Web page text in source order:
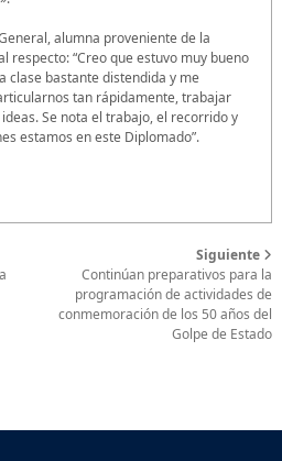
alumna proveniente de la
respecto: “Creo que estuvo muy bueno
clase bastante distendida y me
tan rápidamente, trabajar
Se nota el trabajo, el recorrido y
estamos en este Diplomado”.
Siguiente
Continúan preparativos para la
programación de actividades de
conmemoración de los 50 años del
Golpe de Estado